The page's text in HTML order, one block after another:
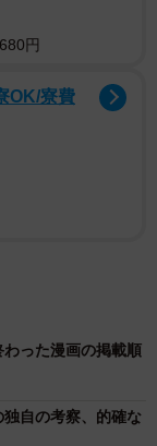
円
OK/寮費
わった漫画の掲載順
独自の考察、的確な